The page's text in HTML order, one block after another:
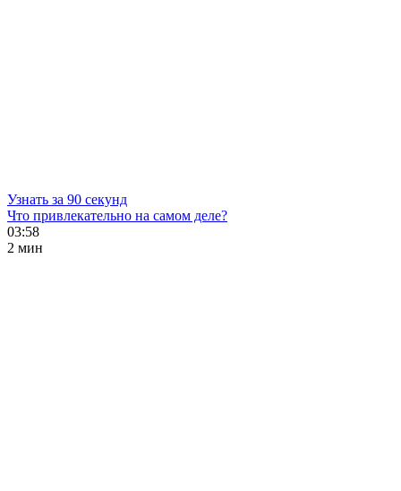
Узнать за 90 секунд
Что привлекательно на самом деле?
03:58
2 мин